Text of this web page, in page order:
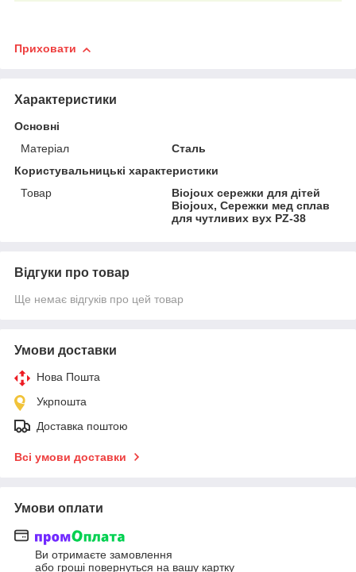
Приховати
Характеристики
Основні
Матеріал
Сталь
Користувальницькі характеристики
Товар
Biojoux сережки для дітей
Biojoux, Сережки мед сплав
для чутливих вух PZ-38
Відгуки про товар
Ще немає відгуків про цей товар
Умови доставки
Нова Пошта
Укрпошта
Доставка поштою
Всі умови доставки
Умови оплати
Ви отримаєте замовлення
або гроші повернуться на вашу картку